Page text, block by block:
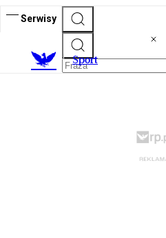
Serwisy
Sport